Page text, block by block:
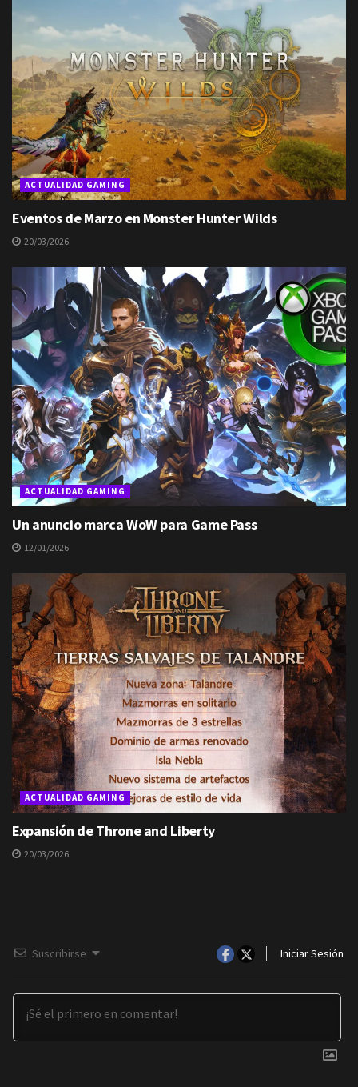
ACTUALIDAD GAMING
Eventos de Marzo en Monster Hunter Wilds
20/03/2026
ACTUALIDAD GAMING
Un anuncio marca WoW para Game Pass
12/01/2026
ACTUALIDAD GAMING
Expansión de Throne and Liberty
20/03/2026
Suscribirse Iniciar Sesión